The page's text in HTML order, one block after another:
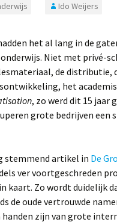
Ido Weijers
het al lang in de
Niet met privé-
de distributie,
het
, zo werd dit 15 jaar
grote bedrijven een
stemmend artikel in De
ver voortgeschreden
kaart. Zo wordt duidelijk
de oude vertrouwde
zijn van grote